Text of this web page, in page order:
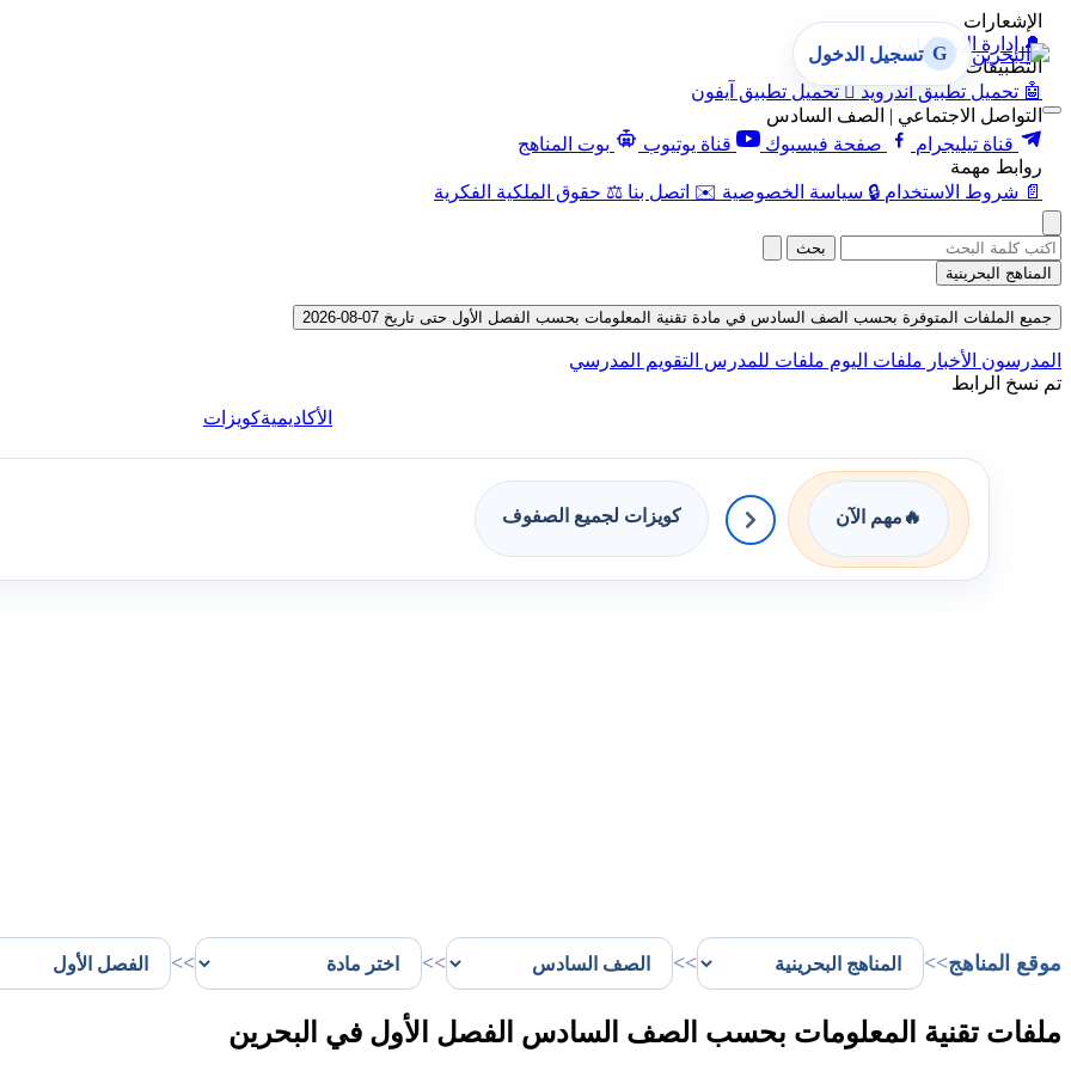
الإشعارات
🔔 إدارة الإشعارات
التطبيقات
🤖 تحميل تطبيق أندرويد  تحميل تطبيق آيفون
التواصل الاجتماعي | الصف السادس
قناة تيليجرام
صفحة فيسبوك قناة يوتيوب
بوت المناهج
روابط مهمة
📄 شروط الاستخدام 🔒 سياسة الخصوصية ✉️ اتصل بنا ⚖️ حقوق الملكية الفكرية
G تسجيل الدخول
بحث
المناهج البحرينية
جميع الملفات المتوفرة بحسب الصف السادس في مادة تقنية المعلومات بحسب الفصل الأول حتى تاريخ 07-08-2026
المدرسون الأخبار ملفات اليوم ملفات للمدرس التقويم المدرسي
تم نسخ الرابط
الأكاديميةكويزات
🔥 مهم الآن كويزات لجميع الصفوف
موقع المناهج>>
>>
>>
>>
ملفات تقنية المعلومات بحسب الصف السادس الفصل الأول في البحرين